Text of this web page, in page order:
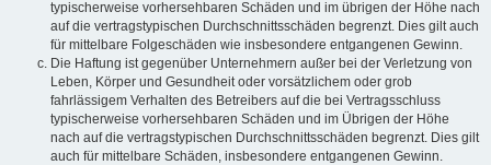
typischerweise vorhersehbaren Schäden und im übrigen der Höhe nach
auf die vertragstypischen Durchschnittsschäden begrenzt. Dies gilt auch
für mittelbare Folgeschäden wie insbesondere entgangenen Gewinn.
Die Haftung ist gegenüber Unternehmern außer bei der Verletzung von
Leben, Körper und Gesundheit oder vorsätzlichem oder grob
fahrlässigem Verhalten des Betreibers auf die bei Vertragsschluss
typischerweise vorhersehbaren Schäden und im Übrigen der Höhe
nach auf die vertragstypischen Durchschnittsschäden begrenzt. Dies gilt
auch für mittelbare Schäden, insbesondere entgangenen Gewinn.